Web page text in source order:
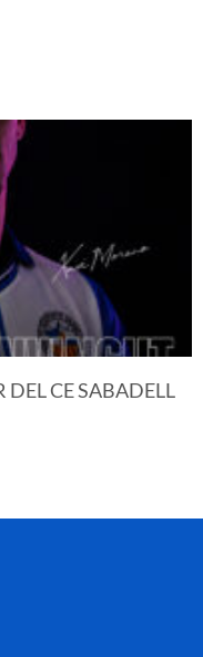
CE SABADELL